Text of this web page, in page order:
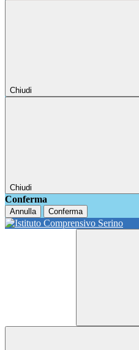
Chiudi
Chiudi
Conferma
Annulla Conferma